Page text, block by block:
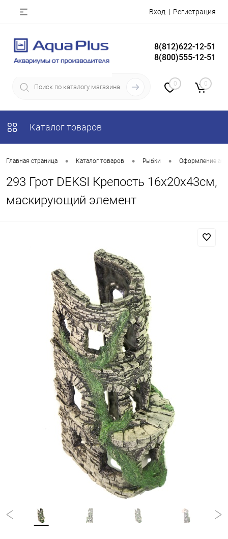
Вход Регистрация
8(812)622-12-51
8(800)555-12-51
0 0
Каталог товаров
Главная страница • Каталог товаров • Рыбки • Оформление
293 Грот DEKSI Крепость 16х20х43см,
маскирующий элемент